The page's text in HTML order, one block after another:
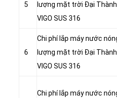
5
lượng mặt trời Đại Thành
VIGO SUS 316
6
Chi phí lắp máy nước
lượng mặt trời Đại
VIGO SUS 316
Chi phí lắp máy nước